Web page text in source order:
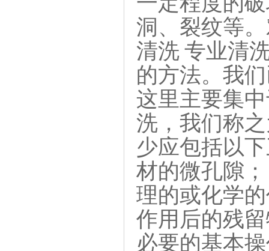
洞、裂纹等
清洗 专业清
的方法。我
这里主要集
洗，我们称
少应包括以
材的微孔隙
理的或化学
作用后的残
必要的基本